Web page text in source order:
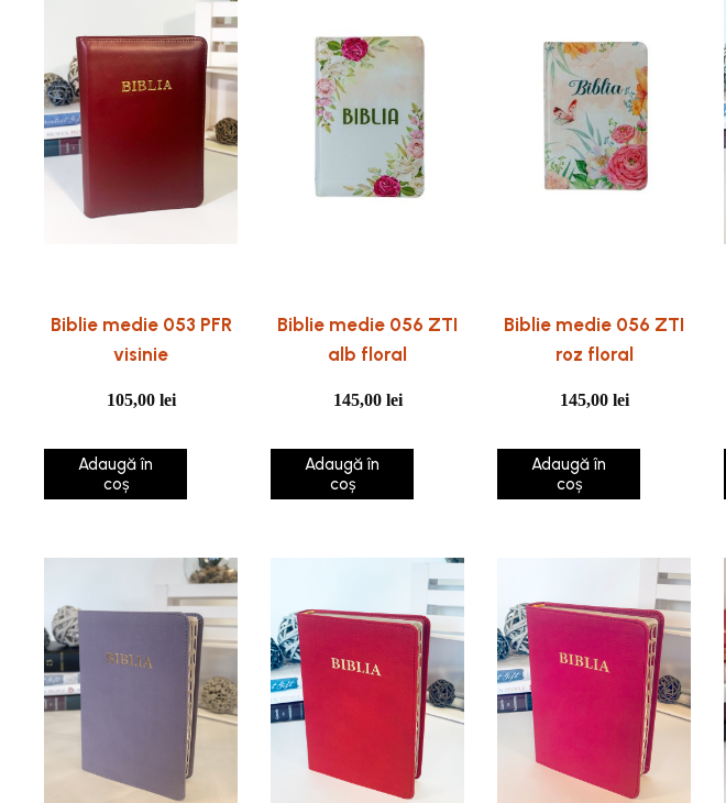
Biblie medie 053 PFR
visinie
105,00 lei
Adaugă în
coș
Biblie medie 056 ZTI
alb floral
145,00 lei
Adaugă în
coș
Biblie medie 056 ZTI
roz floral
145,00 lei
Adaugă în
coș